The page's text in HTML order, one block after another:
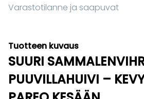
Varastotilanne ja saapuvat
Tuotteen kuvaus
SUURI
PUUVILLAHUIVI –